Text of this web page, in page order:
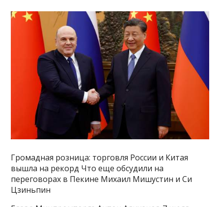
Громадная розница: торговля России и Китая
вышла на рекорд Что еще обсудили на
переговорах в Пекине Михаил Мишустин и Си
Цзиньпин